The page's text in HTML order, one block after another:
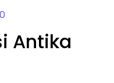
Antika